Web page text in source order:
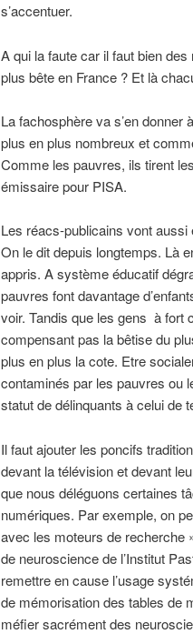
s’accentuer.
A qui la faute car il faut bien
plus bête en France ? Et là
La fachosphère va s’en
plus en plus nombreux et
Comme les pauvres, ils tirent
émissaire pour PISA.
Les réacs-publicains vont aussi
On le dit depuis longtemps. Là
appris. A système éducatif
pauvres font davantage
voir. Tandis que les gens à fort
compensant pas la bêtise du
plus en plus la cote. Etre
contaminés par les pauvres ou
statut de délinquants à celui de
Il faut ajouter les poncifs
devant la télévision et devant
que nous déléguons certaines
numériques. Par exemple, on
avec les moteurs de recherche
de neuroscience de l’Institut
remettre en cause l’usage
de mémorisation des tables de
méfier sacrément des